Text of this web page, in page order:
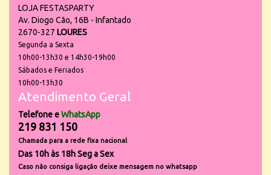
LOJA FESTASPARTY
Av. Diogo Cão, 16B - Infantado
2670-327 LOURES
Segunda a Sexta
10h00-13h30 e 14h30-19h00
Sábados e Feriados
10h00-13h30
Atendimento Geral
Telefone eWhatsApp
219 831 150
Chamada para a rede fixa nacional
Das 10h às 18h Seg a Sex
Caso não consiga ligação deixe mensagem no whatsapp